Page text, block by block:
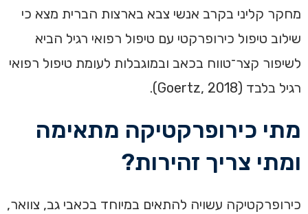
מחקר קליני בקרב אנשי צבא בארצות הברית מצא כי
שילוב טיפול כירופרקטי עם טיפול רפואי רגיל הביא
לשיפור קצר־טווח בכאב ובמוגבלות לעומת טיפול רפואי
רגיל בלבד (Goertz, 2018).
מתי כירופרקטיקה מתאימה
ומתי צריך זהירות?
כירופרקטיקה עשויה להתאים במיוחד בכאבי גב, צוואר,